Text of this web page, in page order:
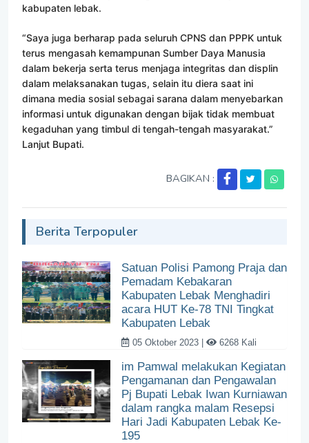
kabupaten lebak.
“Saya juga berharap pada seluruh CPNS dan PPPK untuk
terus mengasah kemampunan Sumber Daya Manusia
dalam bekerja serta terus menjaga integritas dan displin
dalam melaksanakan tugas, selain itu diera saat ini
dimana media sosial sebagai sarana dalam menyebarkan
informasi untuk digunakan dengan bijak tidak membuat
kegaduhan yang timbul di tengah-tengah masyarakat.”
Lanjut Bupati.
BAGIKAN :
Berita Terpopuler
Satuan Polisi Pamong Praja dan
Pemadam Kebakaran
Kabupaten Lebak Menghadiri
acara HUT Ke-78 TNI Tingkat
Kabupaten Lebak
05 Oktober 2023 | 6268 Kali
im Pamwal melakukan Kegiatan
Pengamanan dan Pengawalan
Pj Bupati Lebak Iwan Kurniawan
dalam rangka malam Resepsi
Hari Jadi Kabupaten Lebak Ke-
195